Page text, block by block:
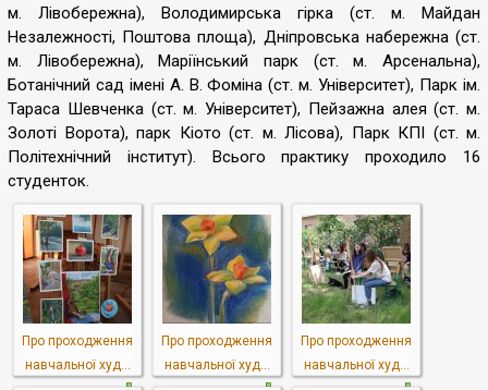
м. Лівобережна), Володимирська гірка (ст. м. Майдан
Незалежності, Поштова площа), Дніпровська набережна (ст.
м. Лівобережна), Маріїнський парк (ст. м. Арсенальна),
Ботанічний сад імені А. В. Фоміна (ст. м. Університет), Парк ім.
Тараса Шевченка (ст. м. Університет), Пейзажна алея (ст. м.
Золоті Ворота), парк Кіото (ст. м. Лісова), Парк КПІ (ст. м.
Політехнічний інститут). Всього практику проходило 16
студенток.
Про проходження
навчальної худ...
Про проходження
навчальної худ...
Про проходження
навчальної худ...